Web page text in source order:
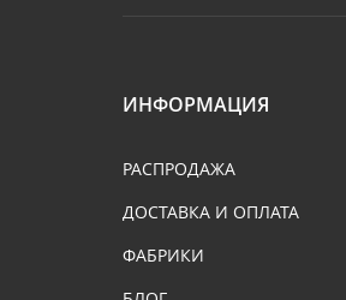
ИНФОРМАЦИЯ
РАСПРОДАЖА
ДОСТАВКА И ОПЛАТА
ФАБРИКИ